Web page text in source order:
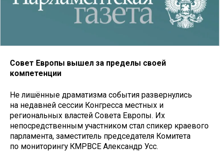
Совет Европы вышел за пределы своей
компетенции
Не лишённые драматизма события развернулись
на недавней сессии Конгресса местных и
региональных властей Совета Европы. Их
непосредственным участником стал спикер краевого
парламента, заместитель председателя Комитета
по мониторингу КМРВСЕ Александр Усс.